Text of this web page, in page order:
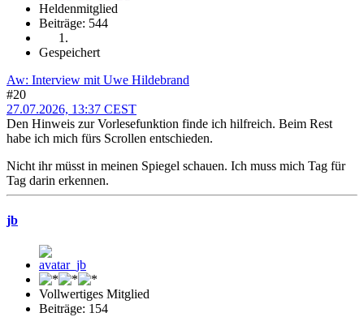
Heldenmitglied
Beiträge: 544
Gespeichert
Aw: Interview mit Uwe Hildebrand
#20
27.07.2026, 13:37 CEST
Den Hinweis zur Vorlesefunktion finde ich hilfreich. Beim Rest
habe ich mich fürs Scrollen entschieden.
Nicht ihr müsst in meinen Spiegel schauen. Ich muss mich Tag für
Tag darin erkennen.
jb
Vollwertiges Mitglied
Beiträge: 154